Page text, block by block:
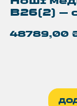
B26(2) —
48789,00